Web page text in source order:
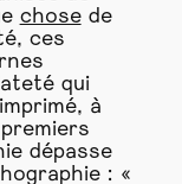
chosede
ces
qui
à
dépasse
: «